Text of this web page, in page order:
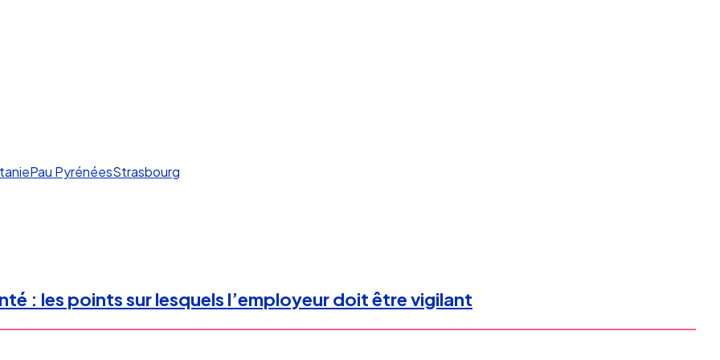
Pau PyrénéesStrasbourg
: les points sur lesquels l’employeur doit être vigilant